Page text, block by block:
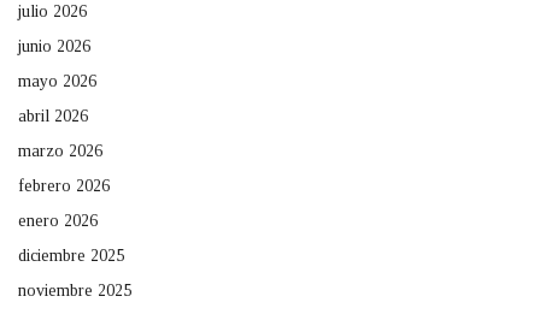
julio 2026
junio 2026
mayo 2026
abril 2026
marzo 2026
febrero 2026
enero 2026
diciembre 2025
noviembre 2025